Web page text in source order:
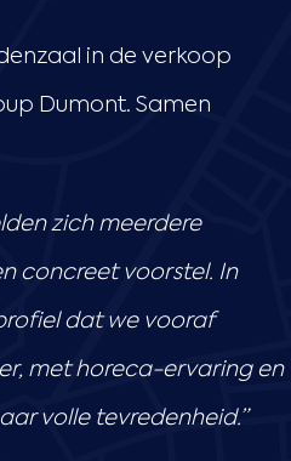
in de verkoop
Dumont. Samen
zich meerdere
concreet voorstel. In
dat we vooraf
met horeca-ervaring en
volle tevredenheid.”